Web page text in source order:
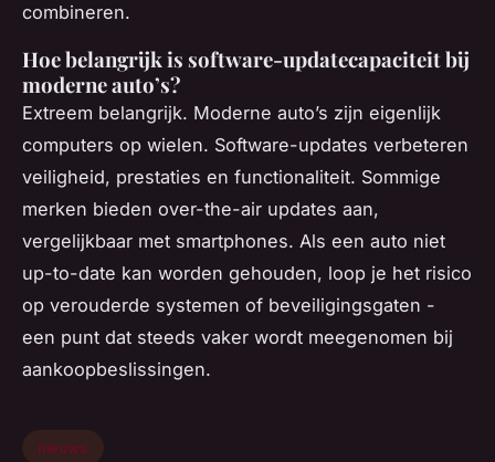
combineren.
Hoe belangrijk is software-updatecapaciteit bij
moderne auto’s?
Extreem belangrijk. Moderne auto’s zijn eigenlijk
computers op wielen. Software-updates verbeteren
veiligheid, prestaties en functionaliteit. Sommige
merken bieden over-the-air updates aan,
vergelijkbaar met smartphones. Als een auto niet
up-to-date kan worden gehouden, loop je het risico
op verouderde systemen of beveiligingsgaten -
een punt dat steeds vaker wordt meegenomen bij
aankoopbeslissingen.
nieuws